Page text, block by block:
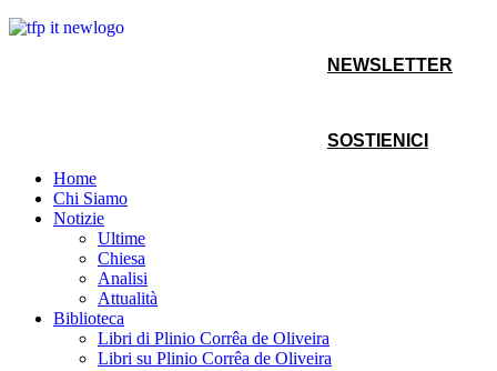
NEWSLETTER
SOSTIENICI
Home
Chi Siamo
Notizie
Ultime
Chiesa
Analisi
Attualità
Biblioteca
Libri di Plinio Corrêa de Oliveira
Libri su Plinio Corrêa de Oliveira